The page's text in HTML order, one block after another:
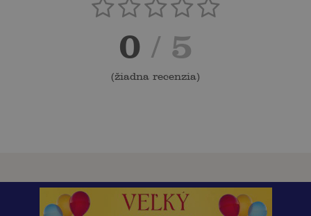
0 / 5
(žiadna recenzia)